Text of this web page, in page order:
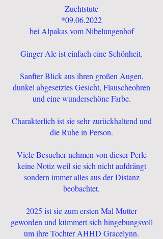
Zuchtstute
*09.06.2022
bei Alpakas vom Nibelungenhof
Ginger Ale ist einfach eine Schönheit.
Sanfter Blick aus ihren großen Augen,
dunkel abgesetztes Gesicht, Flauscheohren
und eine wunderschöne Farbe.
Charakterlich ist sie sehr zurückhaltend und
die Ruhe in Person.
Viele Besucher nehmen von dieser Perle
keine Notiz weil sie sich nicht aufdrängt
sondern immer alles aus der Distanz
beobachtet.
2025 ist sie zum ersten Mal Mutter
geworden und kümmert sich hingebungsvoll
um ihre Tochter AHHD Gracelynn.